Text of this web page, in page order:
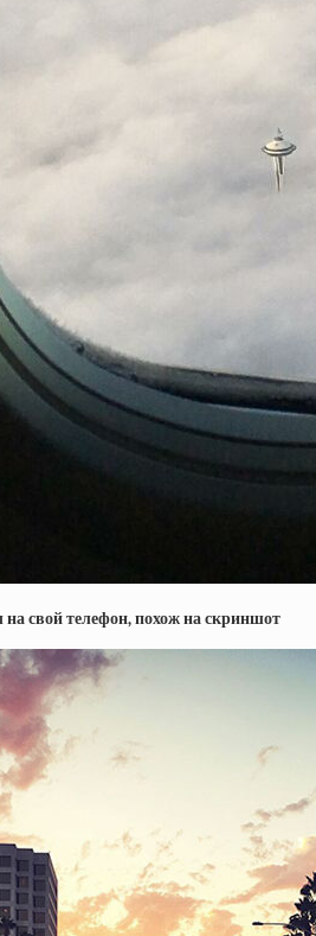
свой телефон, похож на скриншот